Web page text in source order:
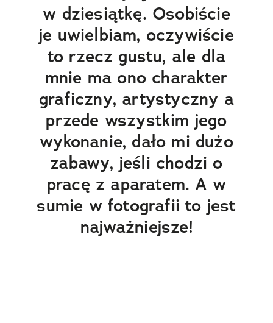
w dziesiątkę. Osobiście
je uwielbiam, oczywiście
to rzecz gustu, ale dla
mnie ma ono charakter
graficzny, artystyczny a
przede wszystkim jego
wykonanie, dało mi dużo
zabawy, jeśli chodzi o
pracę z aparatem. A w
sumie w fotografii to jest
najważniejsze!